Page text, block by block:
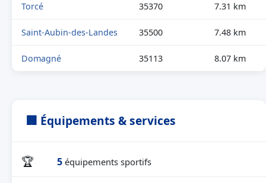
Torcé 35370 7.31 km
Saint-Aubin-des-Landes 35500 7.48 km
Domagné 35113 8.07 km
🏢 Équipements & services
🏆 5 équipements sportifs